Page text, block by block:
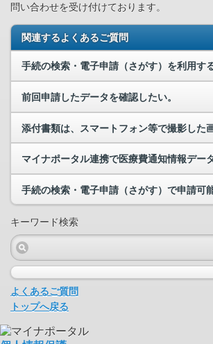
問い合わせを受け付けております。
関連するよくあるご質問
前回申請したデータを確認したい。
キーワード検索
よくあるご質問
トップへ戻る